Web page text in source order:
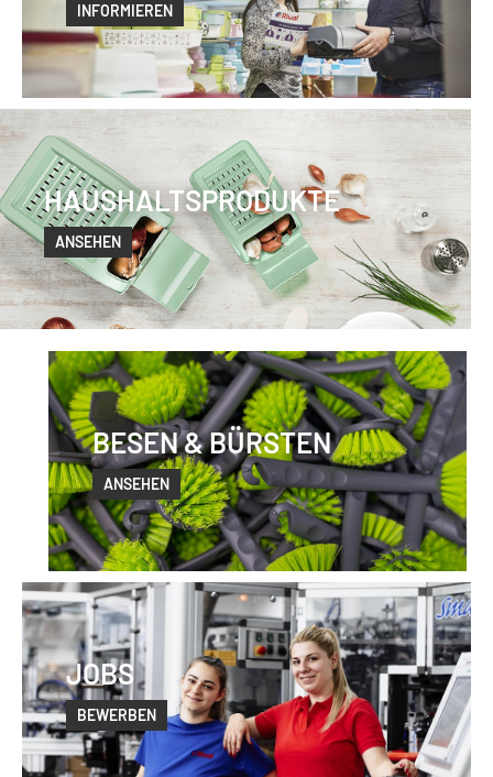
INFORMIEREN
HAUSHALTSPRODUKTE
ANSEHEN
BESEN & BÜRSTEN
ANSEHEN
JOBS
BEWERBEN